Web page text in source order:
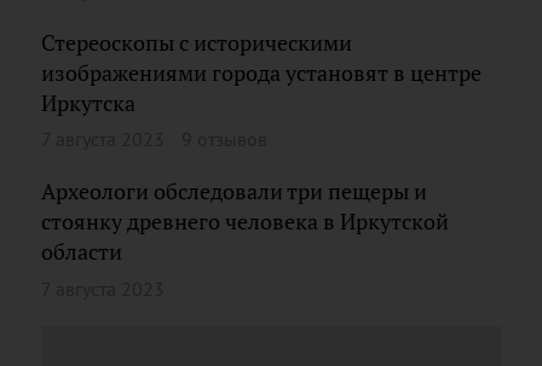
Стереоскопы с историческими
изображениями города установят в центре
Иркутска
Археологи обследовали три пещеры и
стоянку древнего человека в Иркутской
области